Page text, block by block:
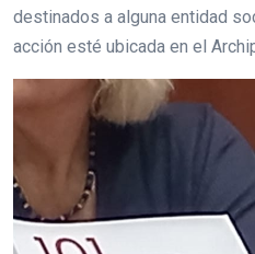
destinados a alguna entidad
acción esté ubicada en el